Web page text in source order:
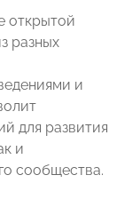
открытой
разных
и
для развития
и
сообщества.